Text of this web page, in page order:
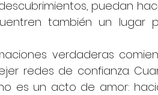
puedan
también un lugar
verdaderas
redes de confianza.
es un acto de amor: